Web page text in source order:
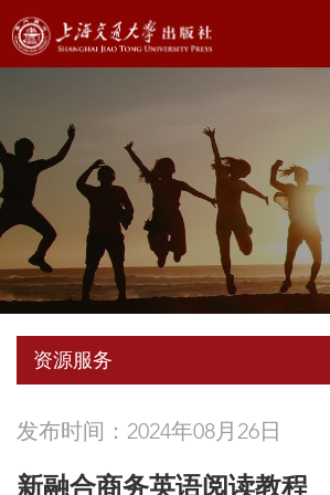
资源服务
发布时间：2024年08月26日
新融合商务英语阅读教程